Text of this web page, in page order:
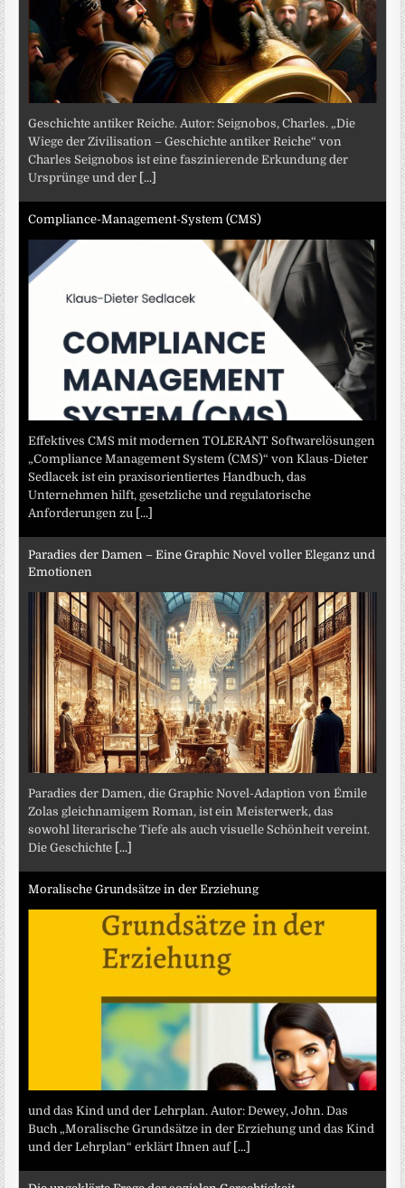
Geschichte antiker Reiche. Autor: Seignobos, Charles. „Die
Wiege der Zivilisation – Geschichte antiker Reiche“ von
Charles Seignobos ist eine faszinierende Erkundung der
Ursprünge und der [...]
Compliance-Management-System (CMS)
Effektives CMS mit modernen TOLERANT Softwarelösungen
„Compliance Management System (CMS)“ von Klaus-Dieter
Sedlacek ist ein praxisorientiertes Handbuch, das
Unternehmen hilft, gesetzliche und regulatorische
Anforderungen zu [...]
Paradies der Damen – Eine Graphic Novel voller Eleganz und
Emotionen
Paradies der Damen, die Graphic Novel-Adaption von Émile
Zolas gleichnamigem Roman, ist ein Meisterwerk, das
sowohl literarische Tiefe als auch visuelle Schönheit vereint.
Die Geschichte [...]
Moralische Grundsätze in der Erziehung
und das Kind und der Lehrplan. Autor: Dewey, John. Das
Buch „Moralische Grundsätze in der Erziehung und das Kind
und der Lehrplan“ erklärt Ihnen auf [...]